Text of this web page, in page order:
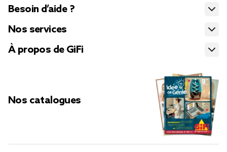
Besoin d’aide ?
Nos services
À propos de GiFi
Nos catalogues